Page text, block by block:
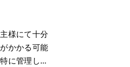
様にて十分
かかる可能
に管理して